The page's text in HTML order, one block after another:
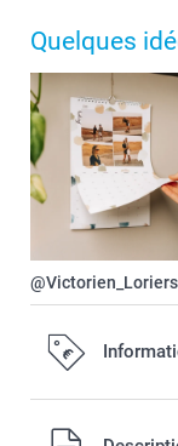
Quelques
@Victorien_Loriers
Tous les prix